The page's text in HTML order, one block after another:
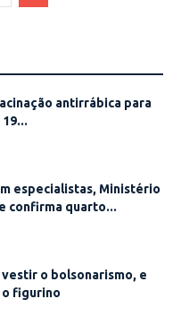
antirrábica para
especialistas, Ministério
confirma quarto...
o bolsonarismo, e
o figurino